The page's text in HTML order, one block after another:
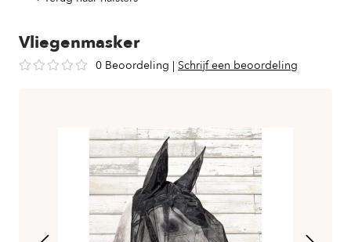
Vliegenmasker
0 Beoordeling | Schrijf een beoordeling